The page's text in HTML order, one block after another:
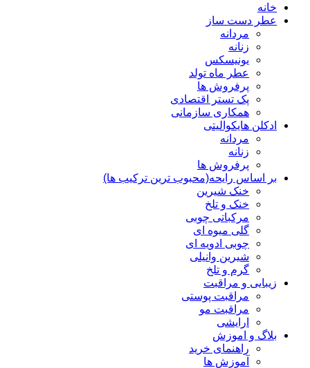
خانه
عطر دست ساز
مردانه
زنانه
یونیسکس
عطر ماه تولد
پرفروش ها
پک تستر اقتصادی
همکاری سازمانی
ادکلن هایکوالیتی
مردانه
زنانه
پرفروش ها
بر اساس رایحه(محبوب ترین ترکیب ها)
خنک شیرین
خنک و تلخ
مرکباتی چوبی
گلی میوه ای
چوبی ادویه ای
شیرین وانیلی
گرم و تلخ
زیبایی و مراقبت
مراقبت پوستی
مراقبت مو
ارایشی
بلاگ و اموزش
راهنمای خرید
آموزش ها